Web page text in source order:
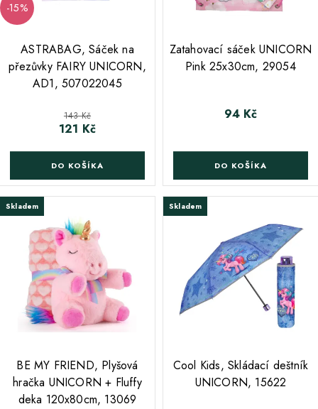
-15%
ASTRABAG, Sáček na
přezůvky FAIRY UNICORN,
AD1, 507022045
Běžná cena
143 Kč
Cena
121 Kč
DO KOŠÍKA
Zatahovací sáček UNICORN
Pink 25x30cm, 29054
Cena
94 Kč
DO KOŠÍKA
Skladem
BE MY FRIEND, Plyšová
hračka UNICORN + Fluffy
deka 120x80cm, 13069
Skladem
Cool Kids, Skládací deštník
UNICORN, 15622